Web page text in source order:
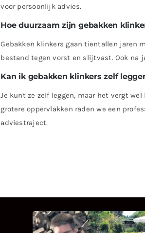
voor persoonlijk advies.
Hoe duurzaam zijn gebakken
Gebakken klinkers gaan tientallen jaren
bestand tegen vorst en slijtvast. Ook na
Kan ik gebakken klinkers zelf
Je kunt ze zelf leggen, maar het vergt
grotere oppervlakken raden we een
adviestraject.
INTERVIEW MET